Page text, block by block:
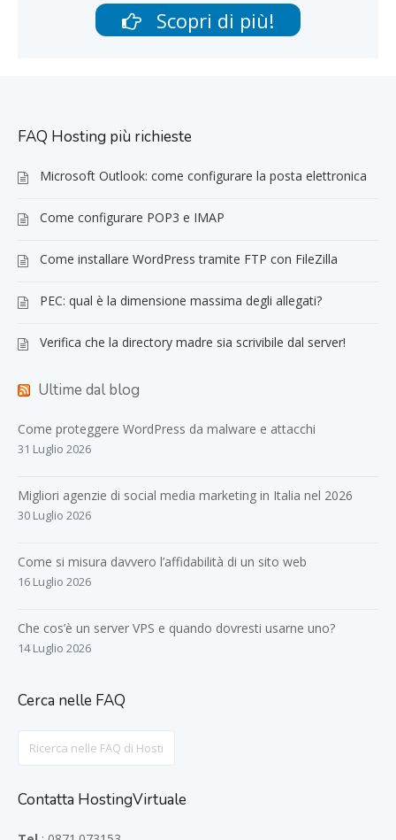
Scopri di più!
FAQ Hosting più richieste
Microsoft Outlook: come configurare la posta elettronica
Come configurare POP3 e IMAP
Come installare WordPress tramite FTP con FileZilla
PEC: qual è la dimensione massima degli allegati?
Verifica che la directory madre sia scrivibile dal server!
Ultime dal blog
Come proteggere WordPress da malware e attacchi
31 Luglio 2026
Migliori agenzie di social media marketing in Italia nel 2026
30 Luglio 2026
Come si misura davvero l’affidabilità di un sito web
16 Luglio 2026
Che cos’è un server VPS e quando dovresti usarne uno?
14 Luglio 2026
Cerca nelle FAQ
Contatta HostingVirtuale